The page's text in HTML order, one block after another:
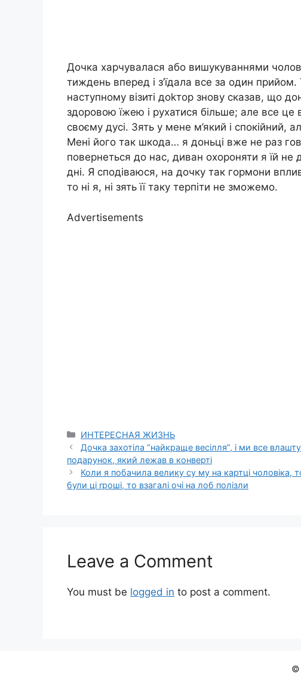
Дочка харчувалася або вишукуваннями
тиждень вперед і з’їдала все за один
наступному візиті доkтор знову сказав, що
здоровою їжею і рухатися більше; але все
своєму дусі. Зять у мене м’який і
Мені його так шкода… я доньці вже не раз
повернеться до нас, диван охороняти я їй не
дні. Я сподіваюся, на дочку так гормони
то ні я, ні зять її таку терпіти не зможемо.
Advertisements
Categories
ИНТЕРЕСНАЯ ЖИЗНЬ
Дочка захотіла “найкраще весілля”, і ми все
подарунок, який лежав в конверті
Коли я побачила велику су му на картці чоловіка,
були ці rроші, то взагалі очі на лоб полізли
Leave a Comment
You must be logged in to post a comment.
©